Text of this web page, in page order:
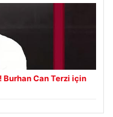
Can Terzi için